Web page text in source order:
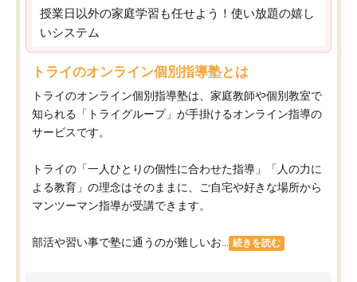
授業日以外の家庭学習も任せよう！使い放題の嬉し
いシステム
トライのオンライン個別指導塾とは
トライのオンライン個別指導塾は、家庭教師や個別教室で
知られる「トライグループ」が手掛けるオンライン指導の
サービスです。
トライの「一人ひとりの個性に合わせた指導」「人の力に
よる教育」の理念はそのままに、ご自宅や好きな場所から
マンツーマン指導が受講できます。
部活や習い事で塾に通うのが難しいお... 続きを読む